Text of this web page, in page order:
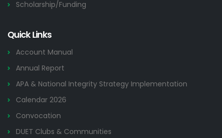
Scholarship/Funding
Quick Links
Account Manual
Annual Report
APA & National Integrity Strategy Implementation
Calendar 2026
Convocation
DUET Clubs & Communities